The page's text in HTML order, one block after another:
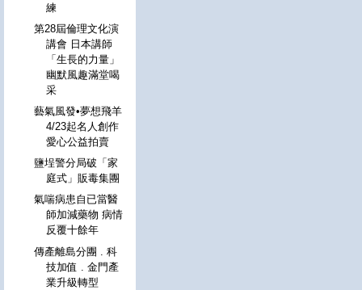
練
第28屆倫理文化演
講會 日本講師
「生長的力量」
幽默風趣滿堂喝
采
藝氣風發•夢想飛羊
4/23起名人創作
愛心公益拍賣
鹽埕警分局破「家
庭式」販毒集團
氣喘病患自已當醫
師加減藥物 病情
反覆十餘年
傳產離島分團 . 科
技加值 . 金門產
業升級轉型